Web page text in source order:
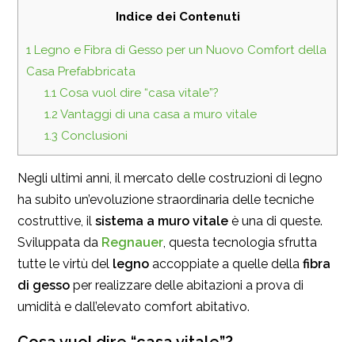
Indice dei Contenuti
1 Legno e Fibra di Gesso per un Nuovo Comfort della
Casa Prefabbricata
1.1Cosa vuol dire “casa vitale”?
1.2 Vantaggi di una casa a muro vitale
1.3 Conclusioni
Negli ultimi anni, il mercato delle costruzioni di legno
ha subito un’evoluzione straordinaria delle tecniche
costruttive, il sistema a muro vitale è una di queste.
Sviluppata da Regnauer, questa tecnologia sfrutta
tutte le virtù del legno accoppiate a quelle della fibra
di gesso per realizzare delle abitazioni a prova di
umidità e dall’elevato comfort abitativo.